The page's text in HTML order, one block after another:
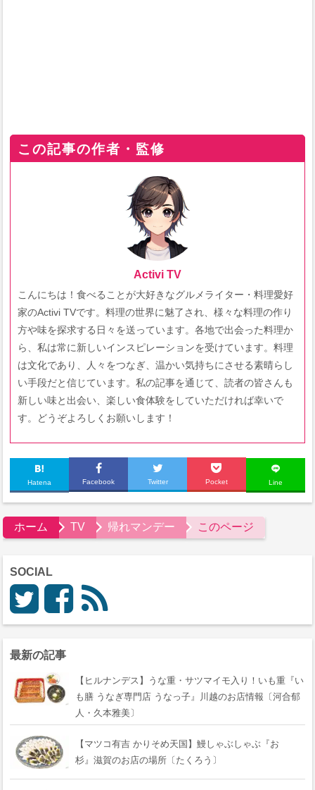
この記事の作者・監修
Activi TV
こんにちは！食べることが大好きなグルメライター・料理愛好
家のActivi TVです。料理の世界に魅了され、様々な料理の作り
方や味を探求する日々を送っています。各地で出会った料理か
ら、私は常に新しいインスピレーションを受けています。料理
は文化であり、人々をつなぎ、温かい気持ちにさせる素晴らし
い手段だと信じています。私の記事を通じて、読者の皆さんも
新しい味と出会い、楽しい食体験をしていただければ幸いで
す。どうぞよろしくお願いします！
Hatena Facebook Twitter Pocket Line
ホーム TV 帰れマンデー このページ
SOCIAL
最新の記事
【ヒルナンデス】うな重・サツマイモ入り！いも重『い
も膳 うなぎ専門店 うなっ子』川越のお店情報〔河合郁
人・久本雅美〕
【マツコ有吉 かりそめ天国】鰻しゃぶしゃぶ『おゝ
杉』滋賀のお店の場所〔たくろう〕